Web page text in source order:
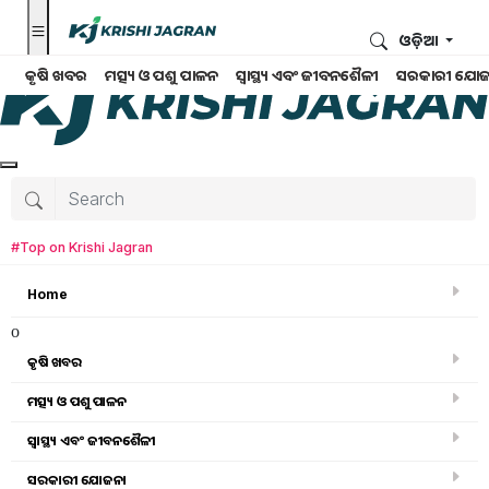
କୃଷି ଖବର ମତ୍ସ୍ୟ ଓ ପଶୁ ପାଳନ ସ୍ୱାସ୍ଥ୍ୟ ଏବଂ ଜୀବନଶୈଳୀ ସରକାରୀ
ଓଡ଼ିଆ
#Top on Krishi Jagran
Home
o
କୃଷି ଖବର
ମତ୍ସ୍ୟ ଓ ପଶୁ ପାଳନ
ସ୍ୱାସ୍ଥ୍ୟ ଏବଂ ଜୀବନଶୈଳୀ
ସରକାରୀ ଯୋଜନା
କୃଷି ପ୍ରଶିକ୍ଷଣ